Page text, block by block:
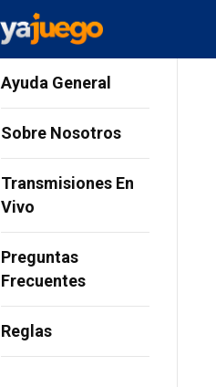
Ayuda General
Sobre Nosotros
Transmisiones En
Vivo
Preguntas
Frecuentes
Reglas